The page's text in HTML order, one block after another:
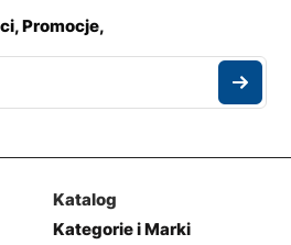
Promocje,
Katalog
Kategorie i Marki